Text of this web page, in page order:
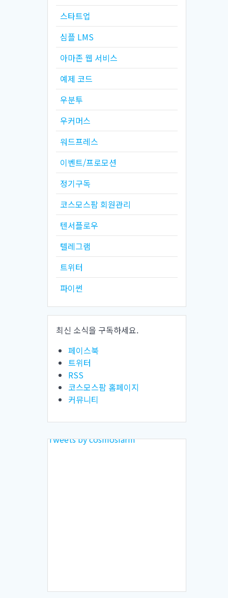
스타트업
심플 LMS
아마존 웹 서비스
예제 코드
우분투
우커머스
워드프레스
이벤트/프로모션
정기구독
코스모스팜 회원관리
텐서플로우
텔레그램
트위터
파이썬
최신 소식을 구독하세요.
페이스북
트위터
RSS
코스모스팜 홈페이지
커뮤니티
Tweets by cosmosfarm